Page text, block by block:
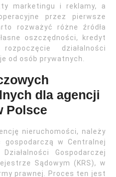
marketingu i reklamy, a
przez pierwsze
rozważyć różne źródła
oszczędności, kredyt
działalności
od osób prywatnych.
dla agencji
Polsce
nieruchomości, należy
gospodarczą w Centralnej
Gospodarczej
Sądowym (KRS), w
prawnej. Proces ten jest